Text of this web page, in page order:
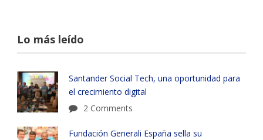
Lo más leído
Santander Social Tech, una oportunidad para
el crecimiento digital
2 Comments
Fundación Generali España sella su